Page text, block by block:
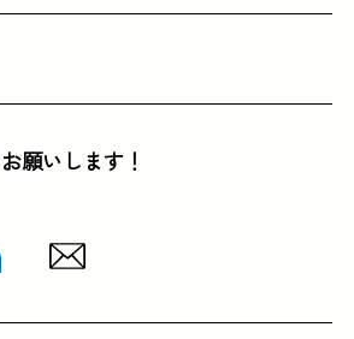
願いします！